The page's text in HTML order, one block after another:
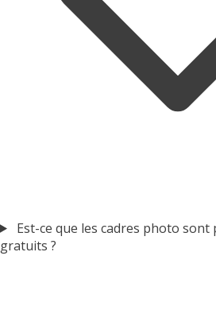
Est-ce que les cadres photo
gratuits ?